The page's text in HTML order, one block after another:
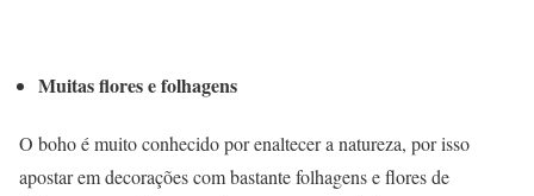
Muitas flores e folhagens
O boho é muito conhecido por enaltecer a natureza, por isso
apostar em decorações com bastante folhagens e flores de